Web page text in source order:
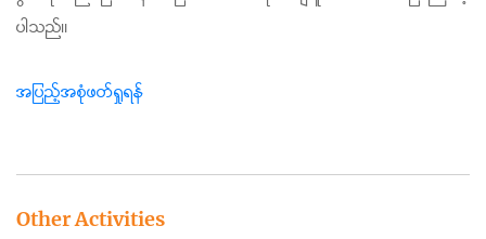
ပါသည်။
အပြည့်အစုံဖတ်ရှုရန်
Other Activities